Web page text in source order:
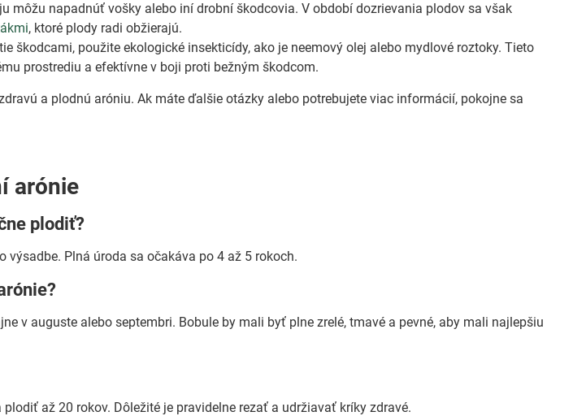
môžu napadnúť vošky alebo iní drobní škodcovia. V období dozrievania plodov sa však
, ktoré plody radi obžierajú.
škodcami, použite ekologické insekticídy, ako je neemový olej alebo mydlové roztoky. Tieto
prostrediu a efektívne v boji proti bežným škodcom.
a plodnú aróniu. Ak máte ďalšie otázky alebo potrebujete viac informácií, pokojne sa
arónie
plodiť?
Plná úroda sa očakáva po 4 až 5 rokoch.
v auguste alebo septembri. Bobule by mali byť plne zrelé, tmavé a pevné, aby mali najlepšiu
až 20 rokov. Dôležité je pravidelne rezať a udržiavať kríky zdravé.